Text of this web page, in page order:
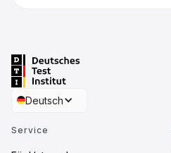
Deutsch
Service